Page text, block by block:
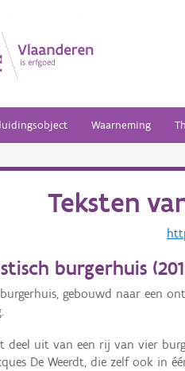
Waarneming
Teksten
burgerhuis (
burgerhuis, gebouwd naar een
deel uit van een rij van vier
De Weerdt, die zelf ook in